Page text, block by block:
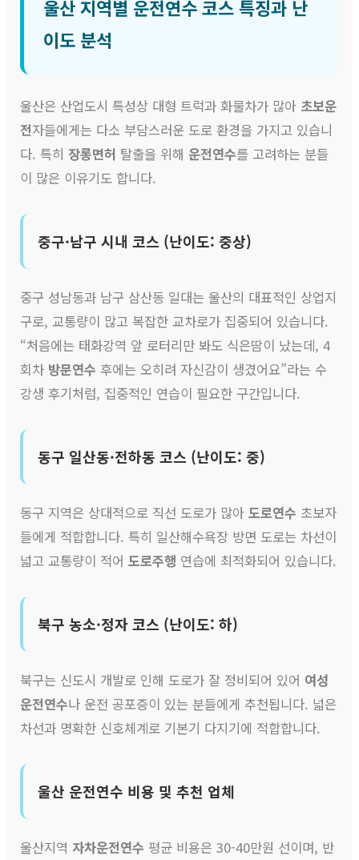
울산 지역별 운전연수 코스 특징과 난
이도 분석
울산은 산업도시 특성상 대형 트럭과 화물차가 많아 초보운
전자들에게는 다소 부담스러운 도로 환경을 가지고 있습니
다. 특히 장롱면허 탈출을 위해 운전연수를 고려하는 분들
이 많은 이유기도 합니다.
중구·남구 시내 코스 (난이도: 중상)
중구 성남동과 남구 삼산동 일대는 울산의 대표적인 상업지
구로, 교통량이 많고 복잡한 교차로가 집중되어 있습니다.
“처음에는 태화강역 앞 로터리만 봐도 식은땀이 났는데, 4
회차 방문연수 후에는 오히려 자신감이 생겼어요”라는 수
강생 후기처럼, 집중적인 연습이 필요한 구간입니다.
동구 일산동·전하동 코스 (난이도: 중)
동구 지역은 상대적으로 직선 도로가 많아도로연수 초보자
들에게 적합합니다. 특히 일산해수욕장 방면 도로는 차선이
넓고 교통량이 적어도로주행 연습에 최적화되어 있습니다.
북구 농소·정자 코스 (난이도: 하)
북구는 신도시 개발로 인해 도로가 잘 정비되어 있어 여성
운전연수나 운전 공포증이 있는 분들에게 추천됩니다. 넓은
차선과 명확한 신호체계로 기본기 다지기에 적합합니다.
울산 운전연수 비용 및 추천 업체
울산지역 자차운전연수 평균 비용은 30-40만원 선이며, 반